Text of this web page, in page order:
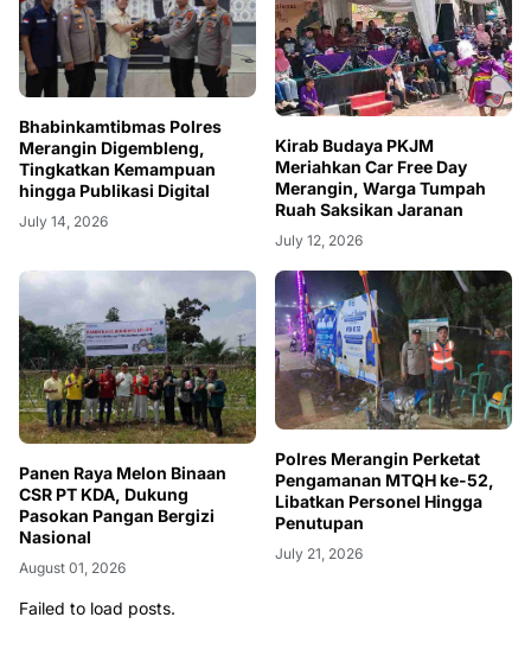
Bhabinkamtibmas Polres
Merangin Digembleng,
Tingkatkan Kemampuan
hingga Publikasi Digital
July 14, 2026
Kirab Budaya PKJM
Meriahkan Car Free Day
Merangin, Warga Tumpah
Ruah Saksikan Jaranan
July 12, 2026
Panen Raya Melon Binaan
CSR PT KDA, Dukung
Pasokan Pangan Bergizi
Nasional
August 01, 2026
Polres Merangin Perketat
Pengamanan MTQH ke-52,
Libatkan Personel Hingga
Penutupan
July 21, 2026
Failed to load posts.